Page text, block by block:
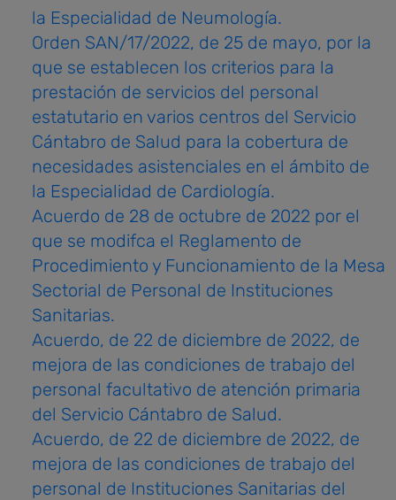
la Especialidad de Neumología.
Orden SAN/17/2022, de 25 de mayo, por la
que se establecen los criterios para la
prestación de servicios del personal
estatutario en varios centros del Servicio
Cántabro de Salud para la cobertura de
necesidades asistenciales en el ámbito de
la Especialidad de Cardiología.
Acuerdo de 28 de octubre de 2022 por el
que se modifca el Reglamento de
Procedimiento y Funcionamiento de la Mesa
Sectorial de Personal de Instituciones
Sanitarias.
Acuerdo, de 22 de diciembre de 2022, de
mejora de las condiciones de trabajo del
personal facultativo de atención primaria
del Servicio Cántabro de Salud.
Acuerdo, de 22 de diciembre de 2022, de
mejora de las condiciones de trabajo del
personal de Instituciones Sanitarias del